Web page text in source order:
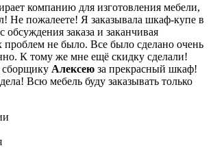
компанию для изготовления мебели,
Не пожалеете! Я заказывала шкаф-купе в
заказа и заканчивая
не было. Все было сделано очень
К тому же мне ещё скидку сделали!
сборщику Алексею за прекрасный шкаф!
Всю мебель буду заказывать только